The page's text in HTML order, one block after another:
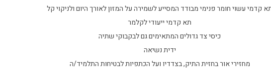
קדמי עשוי חומר פנימי מבודד המסייע לשמירה על המזון לאורך היום ולניקוי קל
תא קדמי ייעודי לקלמר
כיסי צד גדולים המתאימים גם לבקבוקי שתיה
ידית נשיאה
מחזירי אור בחזית התיק, בצדדיו ועל הכתפיות לבטיחות התלמיד/ה